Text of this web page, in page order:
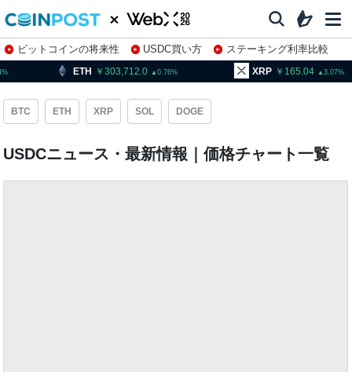
ビットコインの将来性 USDC買い方
ステーキング利率比較
株特集・関連銘柄
ETH 303,712.0 0.76 165.04 3.07
BTC ETH XRP SOL DOGE
USDCニュース・最新情報｜価格チャート一覧